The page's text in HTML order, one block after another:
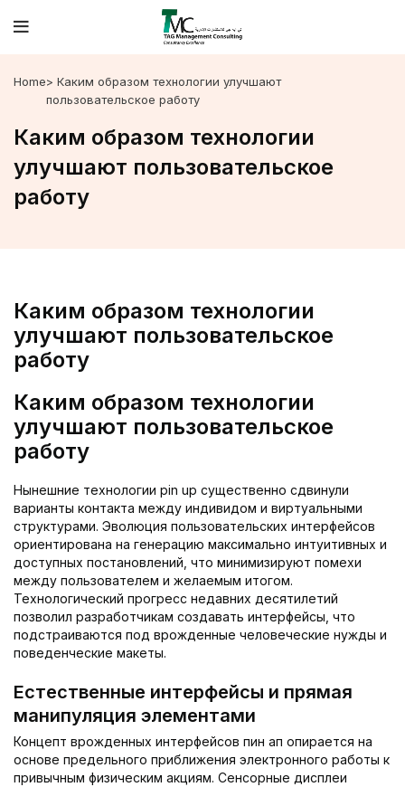
Home> Каким образом технологии улучшают
пользовательское работу
Каким образом технологии
улучшают пользовательское
работу
Каким образом технологии
улучшают пользовательское
работу
Каким образом технологии
улучшают пользовательское
работу
Нынешние технологии pin up существенно сдвинули
варианты контакта между индивидом и виртуальными
структурами. Эволюция пользовательских интерфейсов
ориентирована на генерацию максимально интуитивных и
доступных постановлений, что минимизируют помехи
между пользователем и желаемым итогом.
Технологический прогресс недавних десятилетий
позволил разработчикам создавать интерфейсы, что
подстраиваются под врожденные человеческие нужды и
поведенческие макеты.
Естественные интерфейсы и прямая
манипуляция элементами
Концепт врожденных интерфейсов пин ап опирается на
основе предельного приближения электронного работы к
привычным физическим акциям. Сенсорные дисплеи